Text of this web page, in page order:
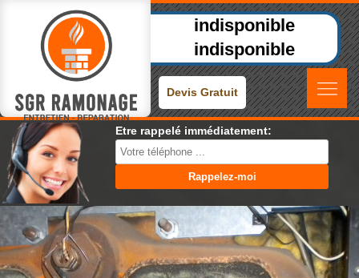
indisponible
indisponible
Devis Gratuit
Etre rappelé immédiatement: